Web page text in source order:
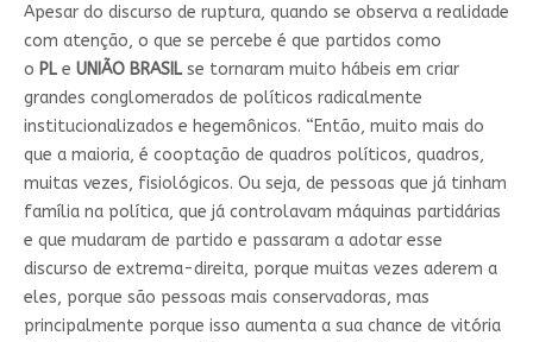
Apesar do discurso de ruptura, quando se observa a realidade
com atenção, o que se percebe é que partidos como
o PLe UNIÃO BRASILse tornaram muito hábeis em criar
grandes conglomerados de políticos radicalmente
institucionalizados e hegemônicos. “Então, muito mais do
que a maioria, é cooptação de quadros políticos, quadros,
muitas vezes, fisiológicos. Ou seja, de pessoas que já tinham
família na política, que já controlavam máquinas partidárias
e que mudaram de partido e passaram a adotar esse
discurso de extrema-direita, porque muitas vezes aderem a
eles, porque são pessoas mais conservadoras, mas
principalmente porque isso aumenta a sua chance de vitória